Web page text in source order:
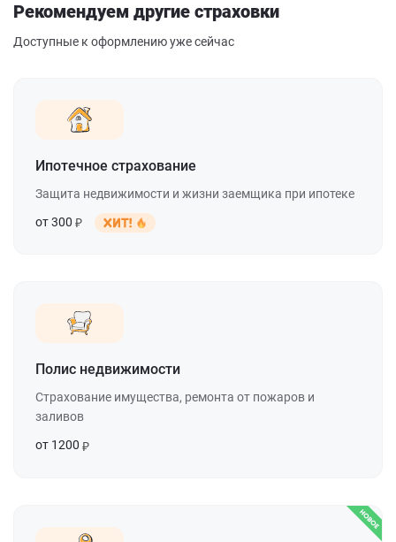
Рекомендуем другие страховки
Доступные к оформлению уже сейчас
Ипотечное страхование
Защита недвижимости и жизни заемщика при ипотеке
от 300
Полис недвижимости
Страхование имущества, ремонта от пожаров и
заливов
от 1200